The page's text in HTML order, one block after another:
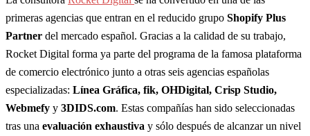
primeras agencias que entran en el reducido grupo Shopify Plus
Partner del mercado español. Gracias a la calidad de su trabajo,
Rocket Digital forma ya parte del programa de la famosa plataforma
de comercio electrónico junto a otras seis agencias españolas
especializadas: Línea Gráfica, fik, OHDigital, Crisp Studio,
Webmefy y 3DIDS.com. Estas compañías han sido seleccionadas
tras una evaluación exhaustiva y sólo después de alcanzar un nivel